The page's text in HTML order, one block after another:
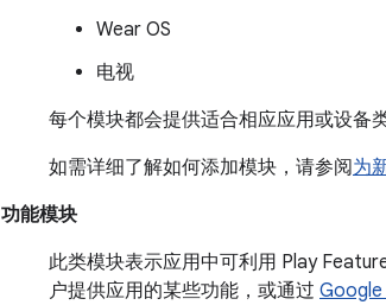
Wear OS
电视
每个模块都会提供适合相应应用或设备
如需详细了解如何添加模块，请参阅为
功能模块
此类模块表示应用中可利用 Play
户提供应用的某些功能，或通过 Google